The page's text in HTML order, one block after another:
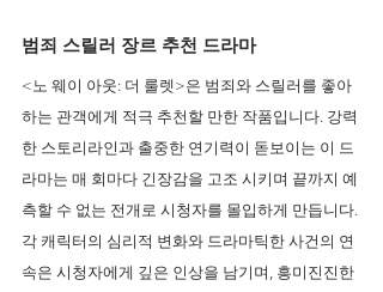
범죄 스릴러 장르 추천 드라마
<노 웨이 아웃: 더 룰렛>은 범죄와 스릴러를 좋아
하는 관객에게 적극 추천할 만한 작품입니다. 강력
한 스토리라인과 출중한 연기력이 돋보이는 이 드
라마는 매 회마다 긴장감을 고조 시키며 끝까지 예
측할 수 없는 전개로 시청자를 몰입하게 만듭니다.
각 캐릭터의 심리적 변화와 드라마틱한 사건의 연
속은 시청자에게 깊은 인상을 남기며, 흥미진진한